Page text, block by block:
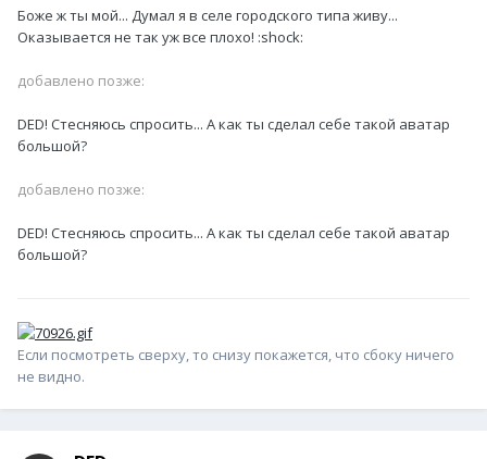
Боже ж ты мой... Думал я в селе городского типа живу...
Оказывается не так уж все плохо! :shock:
добавлено позже:
DED! Стесняюсь спросить... А как ты сделал себе такой аватар
большой?
добавлено позже:
DED! Стесняюсь спросить... А как ты сделал себе такой аватар
большой?
Если посмотреть сверху, то снизу покажется, что сбоку ничего
не видно.